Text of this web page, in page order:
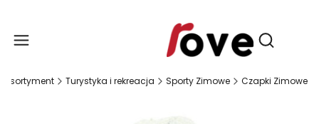
Otwórz
Asortyment Turystyka i rekreacja Sporty Zimowe Czapki Zimowe